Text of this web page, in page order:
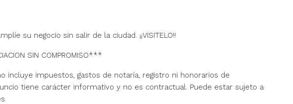
su negocio sin salir de la ciudad. ¡¡VISITELO!!
SIN COMPROMISO***
no incluye impuestos, gastos de notaría, registro ni honorarios de
tiene carácter informativo y no es contractual. Puede estar sujeto a